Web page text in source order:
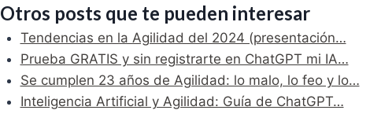
Otros posts que te pueden interesar
Tendencias en la Agilidad del 2024 (presentación…
Prueba GRATIS y sin registrarte en ChatGPT mi IA…
Se cumplen 23 años de Agilidad: lo malo, lo feo y lo…
Inteligencia Artificial y Agilidad: Guía de ChatGPT…